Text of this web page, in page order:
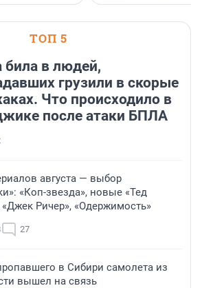
ТОП 5
била в людей,
грузили в скорые
Что происходило в
после атаки БПЛА
августа — выбор
«Коп-звезда», новые «Тед
Ричер», «Одержимость»
27
в Сибири самолета из
вышел на связь